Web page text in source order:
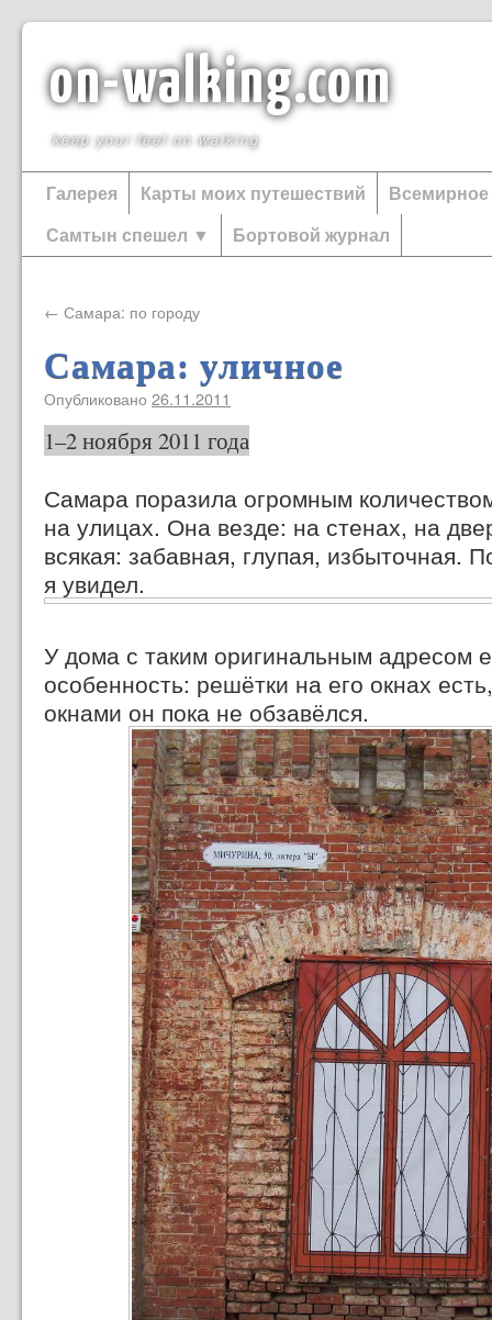
on-walking.com
keep your feet on walking
Галерея Карты моих путешествий
Самтын спешел ▼
Бортовой журнал
← Самара: по городу
Самара: уличное
Опубликовано 26.11.2011
1–2 ноября 2011 года
Самара поразила огромным
на улицах. Она везде: на стенах, на
всякая: забавная, глупая, избыточная.
я увидел.
У дома с таким оригинальным адресом
особенность: решётки на его окнах
окнами он пока не обзавёлся.